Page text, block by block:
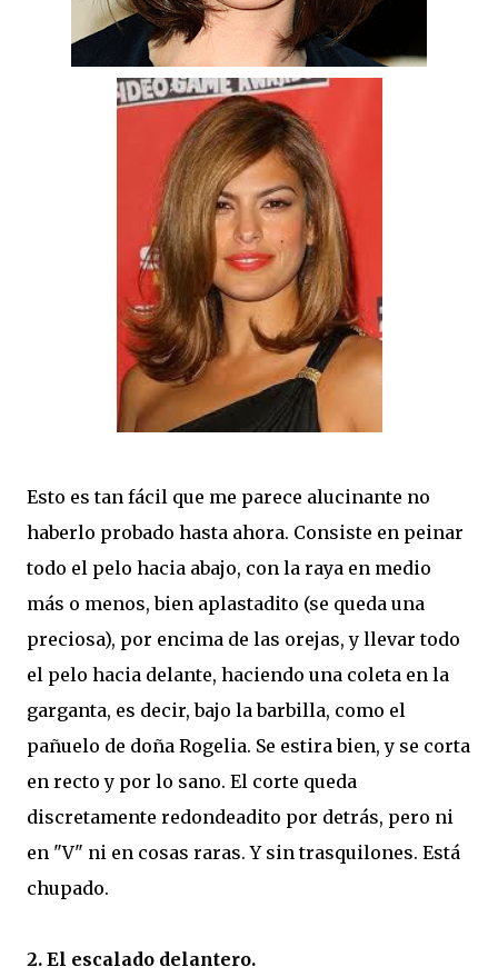
Esto es tan fácil que me parece alucinante no
haberlo probado hasta ahora. Consiste en peinar
todo el pelo hacia abajo, con la raya en medio
más o menos, bien aplastadito (se queda una
preciosa), por encima de las orejas, y llevar todo
el pelo hacia delante, haciendo una coleta en la
garganta, es decir, bajo la barbilla, como el
pañuelo de doña Rogelia. Se estira bien, y se corta
en recto y por lo sano. El corte queda
discretamente redondeadito por detrás, pero ni
en "V" ni en cosas raras. Y sin trasquilones. Está
chupado.
2. El escalado delantero.